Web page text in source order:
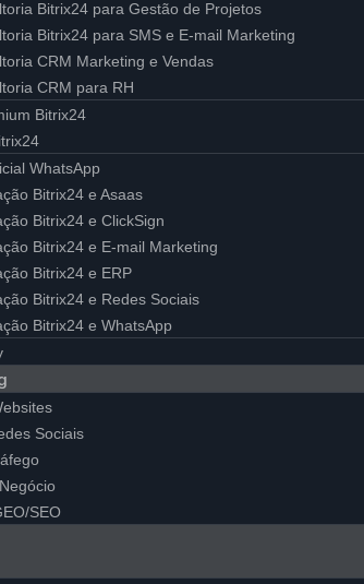
Bitrix24 para Gestão de Projetos
Bitrix24 para SMS e E-mail Marketing
CRM Marketing e Vendas
CRM para RH
Bitrix24
WhatsApp
Bitrix24 e Asaas
Bitrix24 e ClickSign
Bitrix24 e E-mail Marketing
Bitrix24 e ERP
Bitrix24 e Redes Sociais
Bitrix24 e WhatsApp
Sociais
SEO